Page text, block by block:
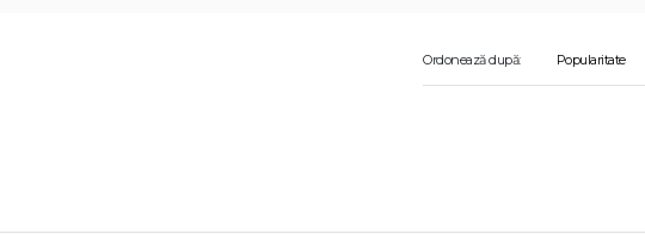
Ordonează după: Popularitate